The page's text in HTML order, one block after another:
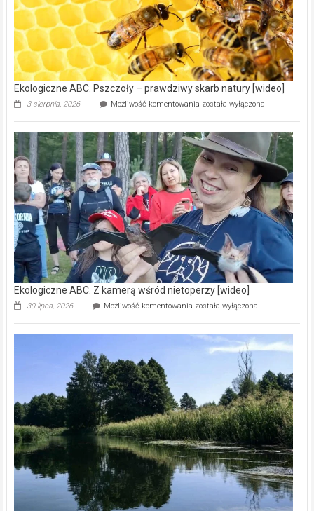
na
modernizację
oczyszczalni
ścieków
[wideo]
Ekologiczne ABC. Pszczoły – prawdziwy skarb natury [wideo]
3 sierpnia, 2026 Możliwość komentowania Ekologiczne
–
prawdziwy
skarb
natury
[wideo]
została wyłączona
Ekologiczne ABC. Z kamerą wśród nietoperzy [wideo]
30 lipca, 2026 Możliwość komentowania Ekologiczne
kamerą
wśród
została wyłączona